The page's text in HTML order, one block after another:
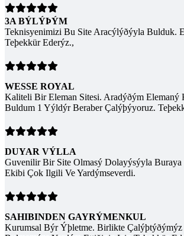
3A BÝLÝÞÝM
Teknisyenimizi Bu Site Aracýlýðýyla Bulduk.
Teþekkür Ederýz.,
WESSE ROYAL
Kaliteli Bir Eleman Sitesi. Aradýðým Elemaný
Buldum 1 Yýldýr Beraber Çalýþýyoruz.
DUYAR VÝLLA
Guvenilir Bir Site Olmasý Dolayýsýyla Buraya
Ekibi Çok Ilgili Ve Yardýmseverdi.
SAHIBINDEN GAYRÝMENKUL
Kurumsal Býr Ýþletme. Birlikte Çalýþtýðýmýz